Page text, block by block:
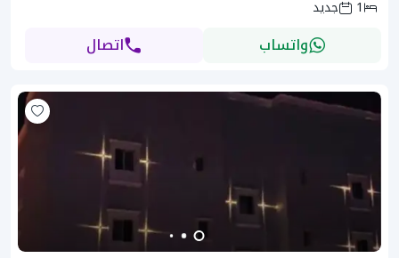
1
جديد
واتساب اتصال